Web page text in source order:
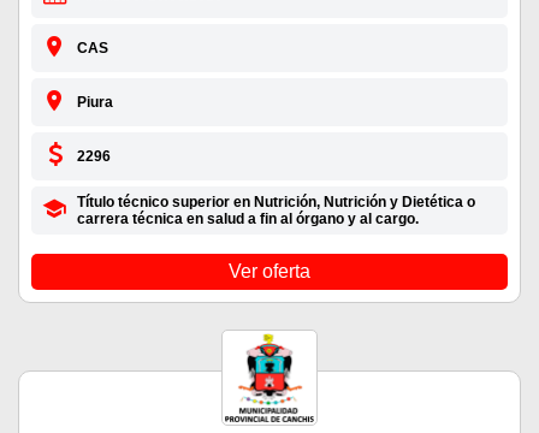
CAS
Piura
2296
Título técnico superior en Nutrición, Nutrición y Dietética o
carrera técnica en salud a fin al órgano y al cargo.
Ver oferta